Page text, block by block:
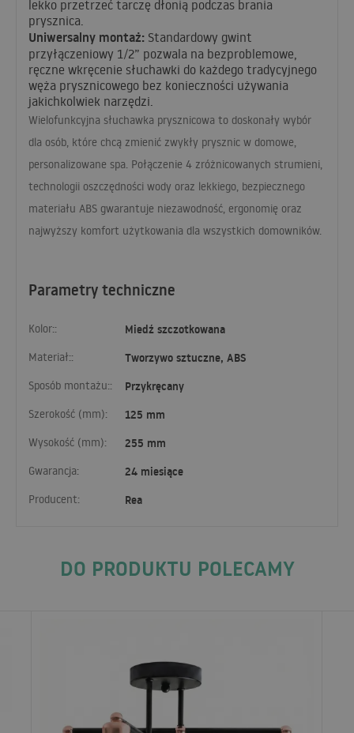
Parametry techniczne
Kolor:: Miedź szczotkowana
Materiał:: Tworzywo sztuczne, ABS
Sposób montażu:: Przykręcany
Szerokość (mm): 125 mm
Wysokość (mm): 255 mm
Gwarancja: 24 miesiące
Producent: Rea
lekko przetrzeć tarczę dłonią podczas brania
prysznica.
Uniwersalny montaż: Standardowy gwint
przyłączeniowy 1/2” pozwala na bezproblemowe,
ręczne wkręcenie słuchawki do każdego tradycyjnego
węża prysznicowego bez konieczności używania
jakichkolwiek narzędzi.
Wielofunkcyjna słuchawka prysznicowa to doskonały wybór
dla osób, które chcą zmienić zwykły prysznic w domowe,
personalizowane spa. Połączenie 4 zróżnicowanych strumieni,
technologii oszczędności wody oraz lekkiego, bezpiecznego
materiału ABS gwarantuje niezawodność, ergonomię oraz
najwyższy komfort użytkowania dla wszystkich domowników.
DO PRODUKTU POLECAMY